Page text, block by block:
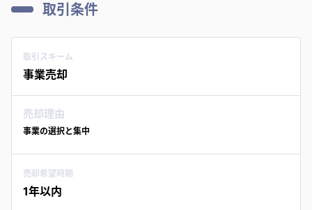
取引条件
取引スキーム
事業売却
売却理由
事業の選択と集中
売却希望時期
1年以内